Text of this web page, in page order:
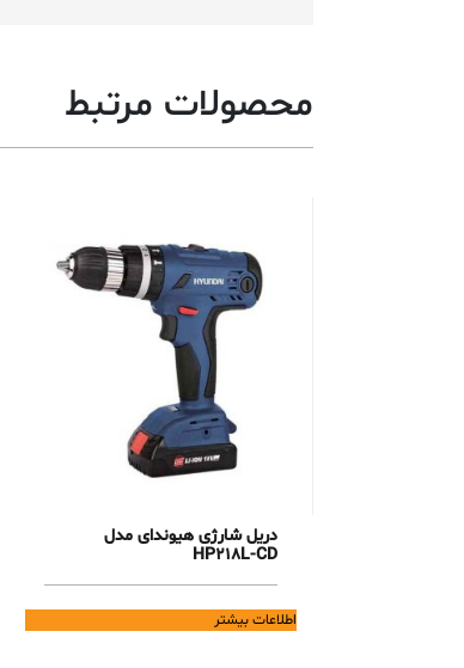
محصولات مرتبط
دریل شارژی هیوندای مدل
HP218L-CD
اطلاعات بیشتر